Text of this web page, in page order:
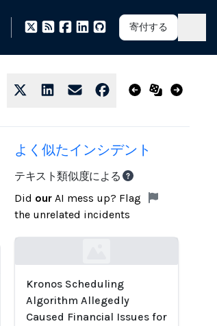
寄付する
よく似たインシデント
テキスト類似度による
Did our AI mess up? Flag
the unrelated incidents
Kronos Scheduling
Algorithm Allegedly
Caused Financial Issues for